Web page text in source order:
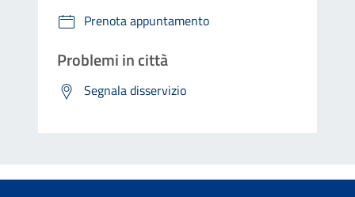
Prenota appuntamento
Problemi in città
Segnala disservizio